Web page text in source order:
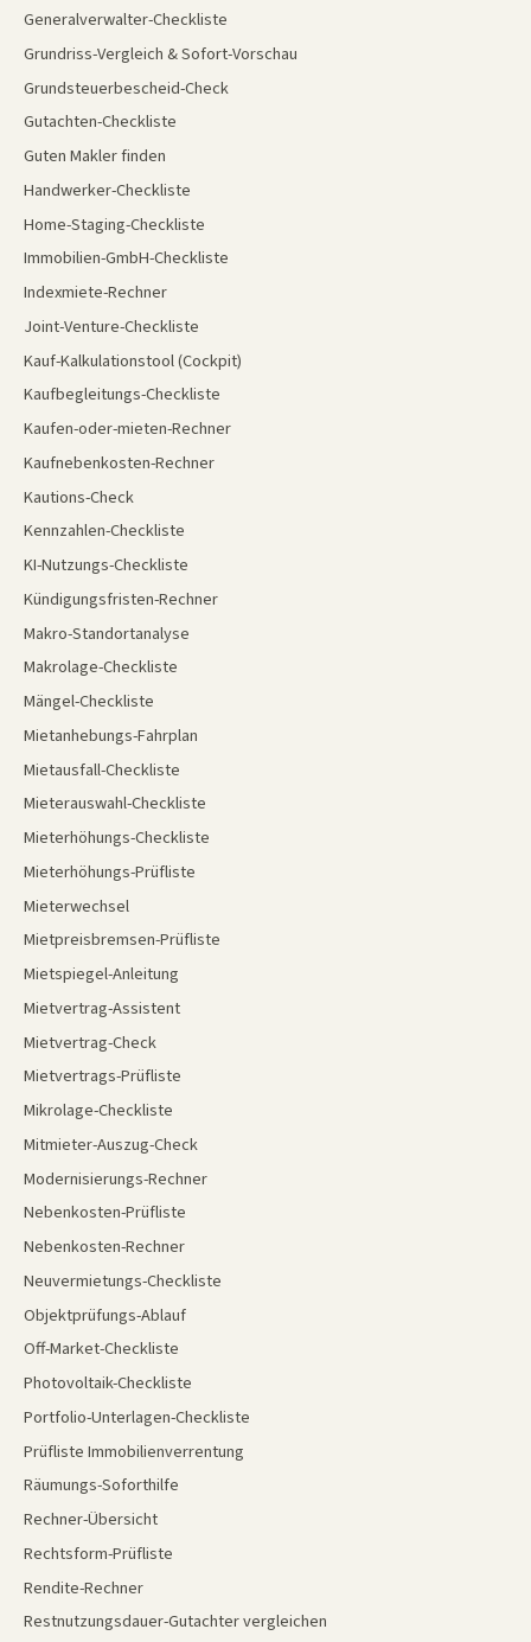
Generalverwalter-Checkliste
Grundriss-Vergleich & Sofort-Vorschau
Grundsteuerbescheid-Check
Gutachten-Checkliste
Guten Makler finden
Handwerker-Checkliste
Home-Staging-Checkliste
Immobilien-GmbH-Checkliste
Indexmiete-Rechner
Joint-Venture-Checkliste
Kauf-Kalkulationstool (Cockpit)
Kaufbegleitungs-Checkliste
Kaufen-oder-mieten-Rechner
Kaufnebenkosten-Rechner
Kautions-Check
Kennzahlen-Checkliste
KI-Nutzungs-Checkliste
Kündigungsfristen-Rechner
Makro-Standortanalyse
Makrolage-Checkliste
Mängel-Checkliste
Mietanhebungs-Fahrplan
Mietausfall-Checkliste
Mieterauswahl-Checkliste
Mieterhöhungs-Checkliste
Mieterhöhungs-Prüfliste
Mieterwechsel
Mietpreisbremsen-Prüfliste
Mietspiegel-Anleitung
Mietvertrag-Assistent
Mietvertrag-Check
Mietvertrags-Prüfliste
Mikrolage-Checkliste
Mitmieter-Auszug-Check
Modernisierungs-Rechner
Nebenkosten-Prüfliste
Nebenkosten-Rechner
Neuvermietungs-Checkliste
Objektprüfungs-Ablauf
Off-Market-Checkliste
Photovoltaik-Checkliste
Portfolio-Unterlagen-Checkliste
Prüfliste Immobilienverrentung
Räumungs-Soforthilfe
Rechner-Übersicht
Rechtsform-Prüfliste
Rendite-Rechner
Restnutzungsdauer-Gutachter vergleichen